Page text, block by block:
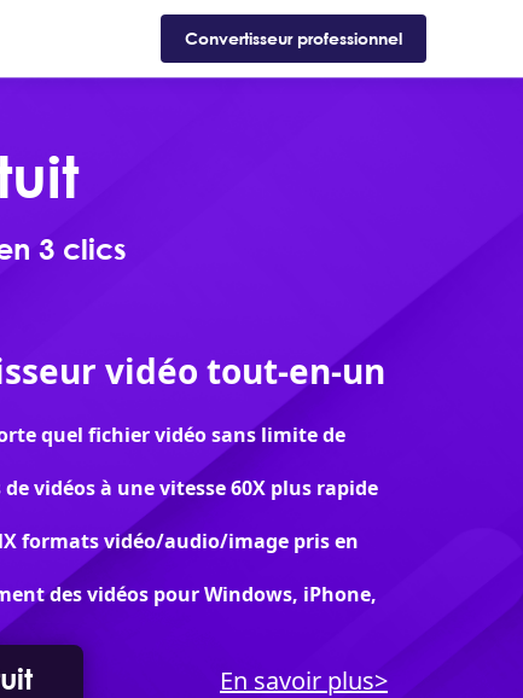
Boutique Blog
Convertisseur professionnel
3 clics
vidéo tout-en-un
quel fichier vidéo sans limite de
vidéos à une vitesse 60X plus rapide
formats vidéo/audio/image pris en
des vidéos pour Windows, iPhone,
En savoir plus>